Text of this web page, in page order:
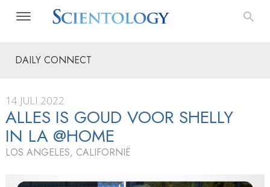
DAILY CONNECT
14 JULI 2022
ALLES IS GOUD VOOR SHELLY
IN LA @HOME
LOS ANGELES, CALIFORNIË